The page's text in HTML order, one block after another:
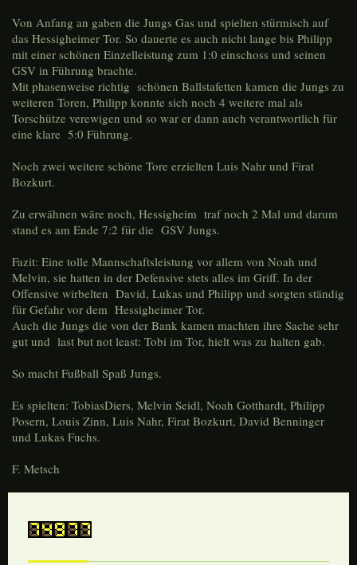
Von Anfang an gaben die Jungs Gas und spielten stürmisch auf
das Hessigheimer Tor. So dauerte es auch nicht lange bis Philipp
mit einer schönen Einzelleistung zum 1:0 einschoss und seinen
GSV in Führung brachte.
Mit phasenweise richtig schönen Ballstafetten kamen die Jungs zu
weiteren Toren, Philipp konnte sich noch 4 weitere mal als
Torschütze verewigen und so war er dann auch verantwortlich für
eine klare 5:0 Führung.
Noch zwei weitere schöne Tore erzielten Luis Nahr und Firat
Bozkurt.
Zu erwähnen wäre noch, Hessigheim traf noch 2 Mal und darum
stand es am Ende 7:2 für die GSV Jungs.
Fazit: Eine tolle Mannschaftsleistung vor allem von Noah und
Melvin, sie hatten in der Defensive stets alles im Griff. In der
Offensive wirbelten David, Lukas und Philipp und sorgten ständig
für Gefahr vor dem Hessigheimer Tor.
Auch die Jungs die von der Bank kamen machten ihre Sache sehr
gut und last but not least: Tobi im Tor, hielt was zu halten gab.
So macht Fußball Spaß Jungs.
Es spielten: TobiasDiers, Melvin Seidl, Noah Gotthardt, Philipp
Posern, Louis Zinn, Luis Nahr, Firat Bozkurt, David Benninger
und Lukas Fuchs.
F. Metsch